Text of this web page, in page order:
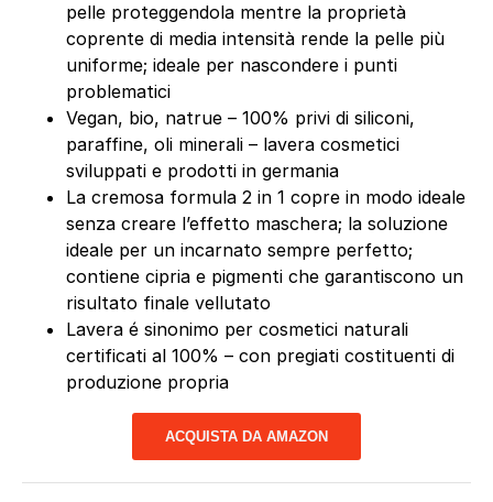
pelle proteggendola mentre la proprietà
coprente di media intensità rende la pelle più
uniforme; ideale per nascondere i punti
problematici
Vegan, bio, natrue – 100% privi di siliconi,
paraffine, oli minerali – lavera cosmetici
sviluppati e prodotti in germania
La cremosa formula 2 in 1 copre in modo ideale
senza creare l’effetto maschera; la soluzione
ideale per un incarnato sempre perfetto;
contiene cipria e pigmenti che garantiscono un
risultato finale vellutato
Lavera é sinonimo per cosmetici naturali
certificati al 100% – con pregiati costituenti di
produzione propria
ACQUISTA DA AMAZON